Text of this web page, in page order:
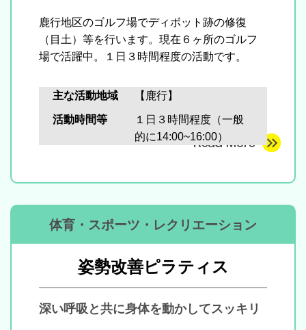
鹿行地区のゴルフ場でディボット跡の修復
（目土）等を行います。現在６ヶ所のゴルフ
場で活躍中。１日３時間程度の活動です。
主な活動地域 【鹿行】
活動時間等
１日３時間程度（一般
的に14:00~16:00）
体育・スポーツ・レクリエーション
姿勢改善ピラティス
深い呼吸と共に身体を動かしてスッキリ